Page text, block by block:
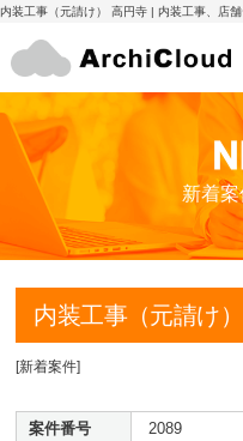
内装工事（元請け） 高円寺 | 内装工事、店
新着
内装工事（元請け
[新着案件]
案件番号
2089